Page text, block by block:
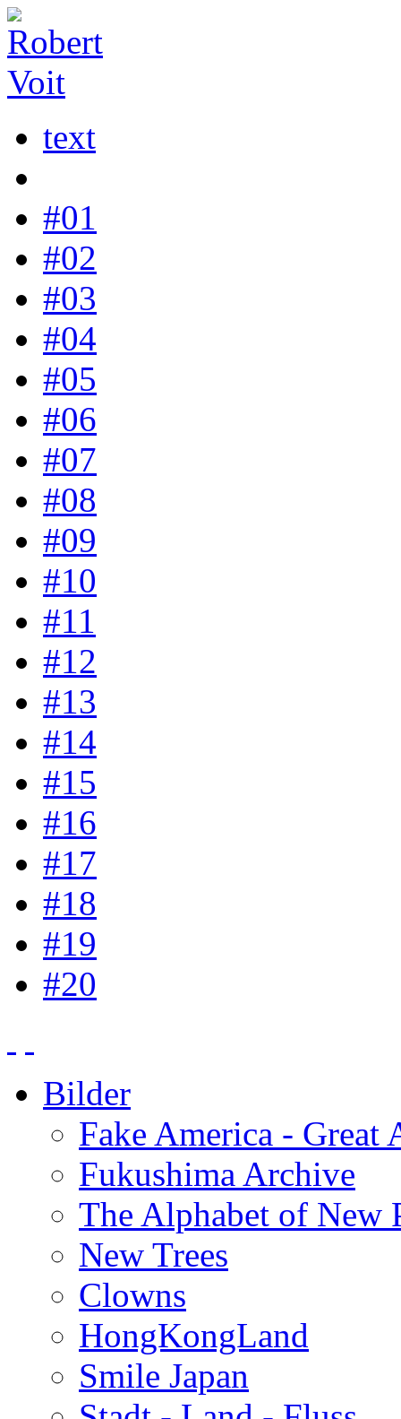
text
#01
#02
#03
#04
#05
#06
#07
#08
#09
#10
#11
#12
#13
#14
#15
#16
#17
#18
#19
#20
Bilder
Fake America - Great
Fukushima Archive
The Alphabet of New
New Trees
Clowns
HongKongLand
Smile Japan